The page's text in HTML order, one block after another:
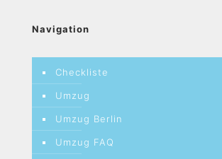
Navigation
Checkliste
Umzug
Umzug Berlin
Umzug FAQ